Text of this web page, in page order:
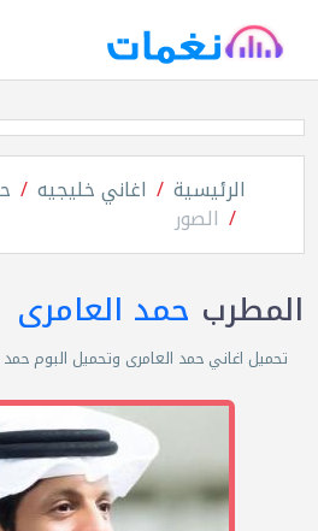
الرئيسية اغاني خليجيه
الصور
المطرب حمد العامرى
تحميل اغاني حمد العامرى وتحميل البوم حمد